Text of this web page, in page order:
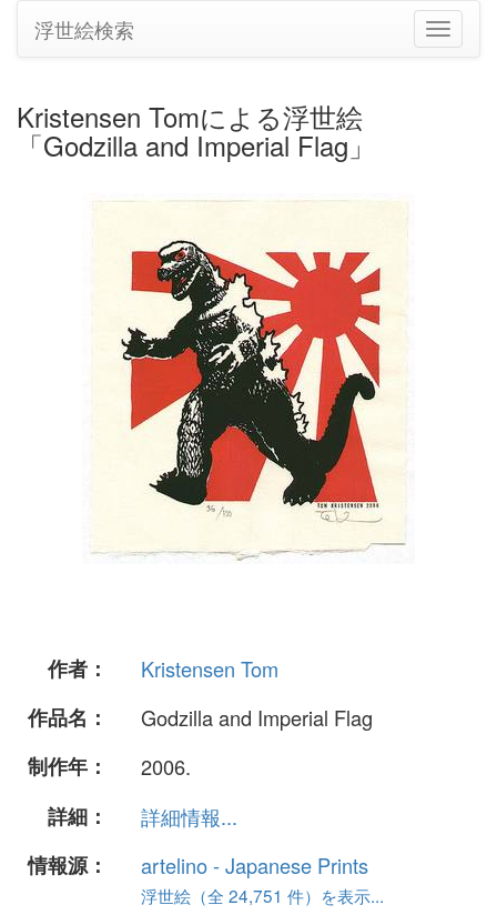
ナ
ビ
浮世絵検索
Kristensen Tomによる浮世絵
「Godzilla and Imperial Flag」
作者：
Kristensen Tom
作品名：
Godzilla and Imperial Flag
制作年：
2006.
詳細：
詳細情報...
情報源：
artelino - Japanese Prints
浮世絵（全 24,751 件）を表示...